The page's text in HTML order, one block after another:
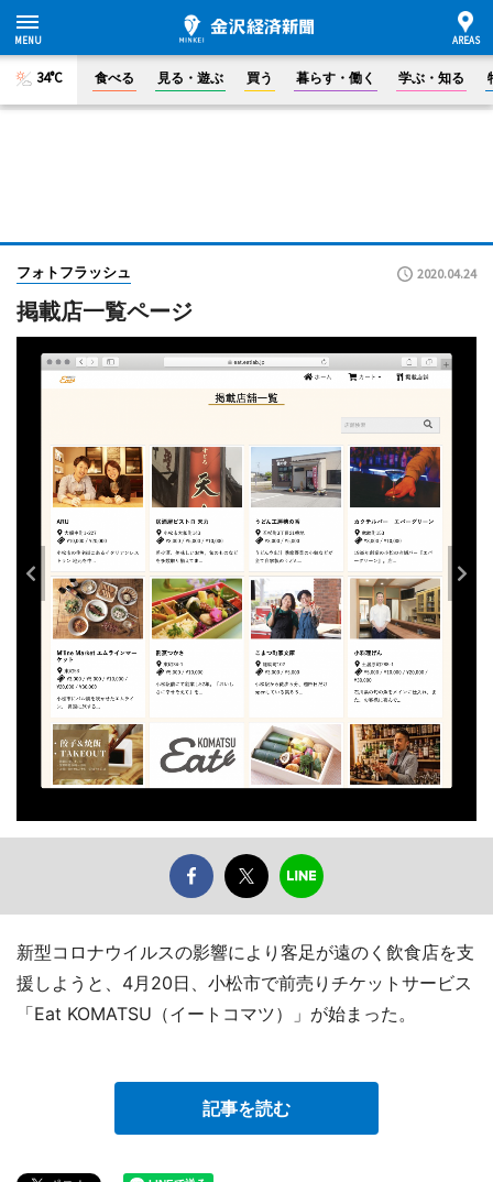
34°C 食べる 見る・遊ぶ 買う 暮らす・働く 学ぶ・知る
フォトフラッシュ 2020.04.24
掲載店一覧ページ
新型コロナウイルスの影響により客足が遠のく飲食店を支
援しようと、4月20日、小松市で前売りチケットサービス
「Eat KOMATSU（イートコマツ）」が始まった。
記事を読む